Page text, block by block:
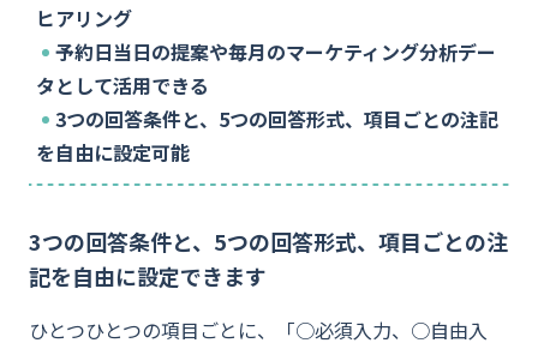
資料ダウンロード
ヒアリング
予約日当日の提案や毎月のマーケティング分析デー
タとして活用できる
3つの回答条件と、5つの回答形式、項目ごとの注記
を自由に設定可能
3つの回答条件と、5つの回答形式、項目ごとの注
記を自由に設定できます
ひとつひとつの項目ごとに、「○必須入力、○自由入